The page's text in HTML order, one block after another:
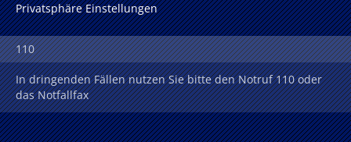
Privatsphäre Einstellungen
110
In dringenden Fällen nutzen Sie bitte den Notruf 110 oder
das Notfallfax